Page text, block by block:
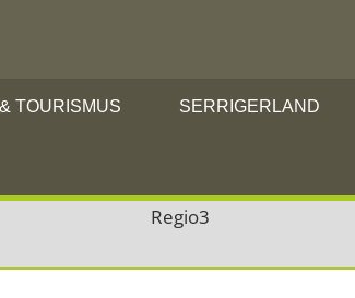
TOURISMUS SERRIGERLAND